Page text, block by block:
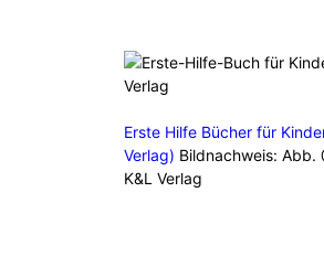
Erste Hilfe Bücher für
Verlag) Bildnachweis: Abb.
K&L Verlag